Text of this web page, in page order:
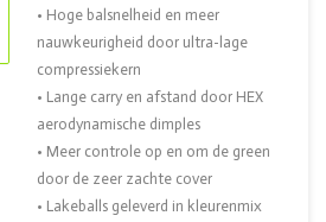
• Hoge balsnelheid en meer
nauwkeurigheid door ultra-lage
compressiekern
• Lange carry en afstand door HEX
aerodynamische dimples
• Meer controle op en om de green
door de zeer zachte cover
• Lakeballs geleverd in kleurenmix